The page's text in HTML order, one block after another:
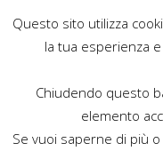
Questo sito utilizza
la tua esperienza
Chiudendo questo
elemento
Se vuoi saperne di più